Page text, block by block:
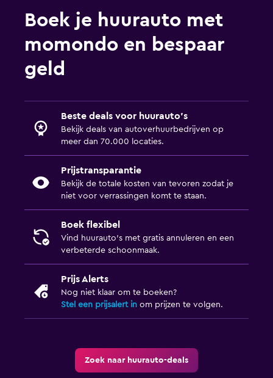
Boek je huurauto met
momondo en bespaar
geld
Beste deals voor huurauto's
Bekijk deals van autoverhuurbedrijven op
meer dan 70.000 locaties.
Prijstransparantie
Bekijk de totale kosten van tevoren zodat je
niet voor verrassingen komt te staan.
Boek flexibel
Vind huurauto's met gratis annuleren en een
verbeterde schoonmaak.
Prijs Alerts
Nog niet klaar om te boeken?
Stel een prijsalert in om prijzen te volgen.
Zoek naar huurauto-deals